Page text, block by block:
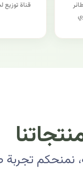
قناة
تجربة